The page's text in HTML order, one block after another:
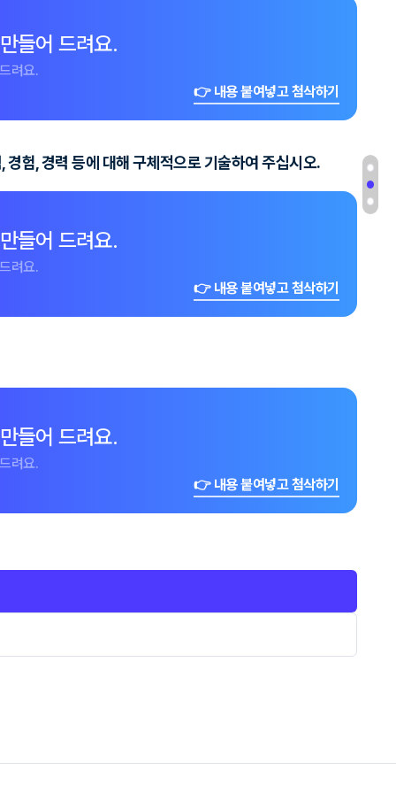
들어 드려요.
려요.
👉 내용 붙여넣고 첨삭하기
험, 경력 등에 대해 구체적으로 기술하여 주십시오.
들어 드려요.
려요.
👉 내용 붙여넣고 첨삭하기
들어 드려요.
려요.
👉 내용 붙여넣고 첨삭하기